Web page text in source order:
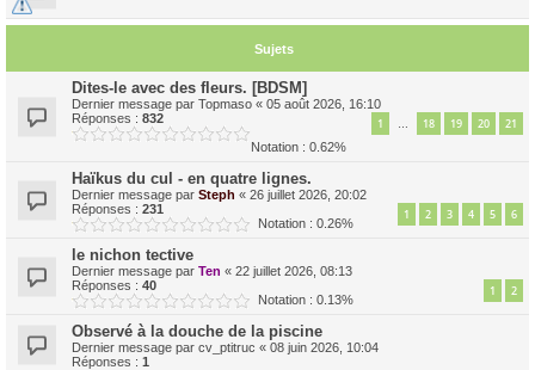
Sujets
Dites-le avec des fleurs. [BDSM]
Dernier message par Topmaso « 05 août 2026, 16:10
Réponses : 832 1 … 18 19 20 21
Notation : 0.62%
Haïkus du cul - en quatre lignes.
Dernier message par Steph « 26 juillet 2026, 20:02
Réponses : 231 1 2 3 4 5 6
Notation : 0.26%
le nichon tective
Dernier message par Ten « 22 juillet 2026, 08:13
Réponses : 40 1 2
Notation : 0.13%
Observé à la douche de la piscine
Dernier message par cv_ptitruc « 08 juin 2026, 10:04
Réponses : 1